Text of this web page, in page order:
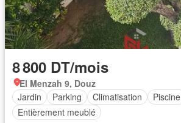
8 800 DT/mois
El Menzah 9, Douz
Jardin
Parking Climatisation Piscine
Entièrement meublé